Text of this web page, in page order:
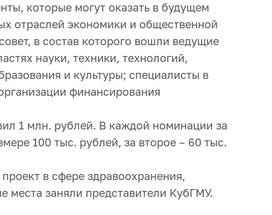
которые могут оказать в будущем
отраслей экономики и общественной
в состав которого вошли ведущие
науки, техники, технологий,
и культуры; специалисты в
финансирования
1 млн. рублей. В каждой номинации за
100 тыс. рублей, за второе – 60 тыс.
в сфере здравоохранения,
заняли представители КубГМУ.